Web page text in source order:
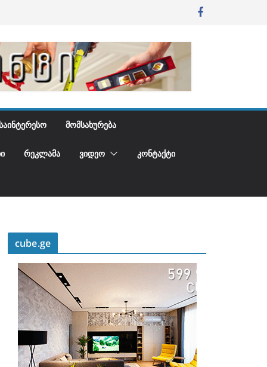
ᲡᲐᲘᲜᲢᲔᲠᲔᲡᲝ ᲛᲝᲛᲡᲐᲮᲣᲠᲔᲑᲐ
ᲠᲔᲙᲚᲐᲛᲐ ᲕᲘᲓᲔᲝ ᲙᲝᲜᲢᲐᲥᲢᲘ
cube.ge